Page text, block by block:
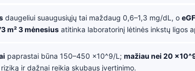
daugeliui suaugusiųjų tai maždaug 0,6–1,3 mg/dL, o
m² 3 mėnesius atitinka laboratorinį lėtinės inkstų ligos
paprastai būna 150–450 x10^9/L; mažiau nei 20
ir dažnai reikia skubaus įvertinimo.